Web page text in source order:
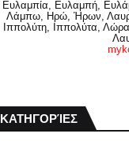
Ευλαμπία, Ευλαμπή,
Λάμπω, Ηρώ, Ήρων,
Ιππολύτη, Ιππολύτα,
ΚΑΤΗΓΟΡΊΕΣ